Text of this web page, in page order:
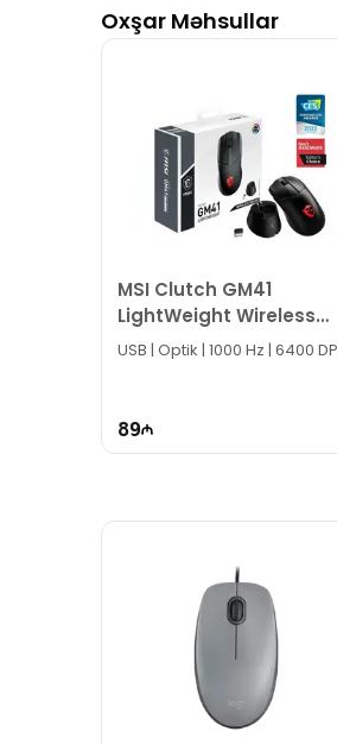
Logitech B100 Corded
Ünvanımız 28 Mall TM-
İstər siçan modelləri
Seçim etməkdə
Logitech B100 Corded
daim hazırıq.
İş saatlarından kənar
Bizə maraq
Oxşar Məhsullar
MSI Clutch GM41
LightWeight Wireless
Gaming Mouse
USB | Optik | 1000 Hz | 6400
89